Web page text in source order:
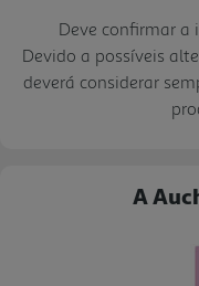
Deve confirmar a
Devido a possíveis
deverá considerar
A